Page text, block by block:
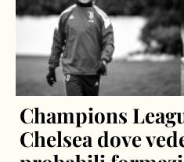
Champions
Chelsea dove